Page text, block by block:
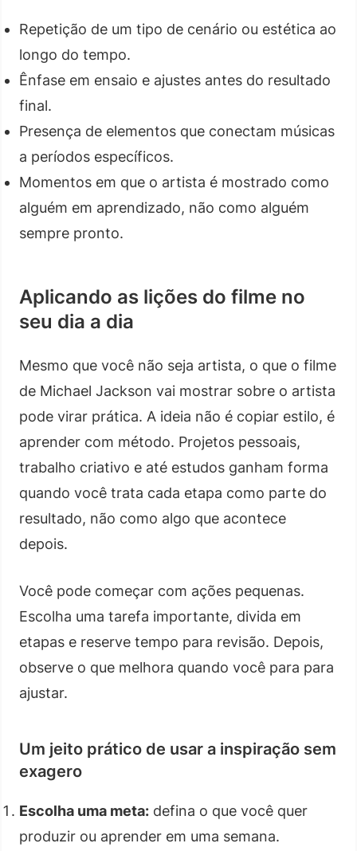
Repetição de um tipo de cenário ou estética ao
longo do tempo.
Ênfase em ensaio e ajustes antes do resultado
final.
Presença de elementos que conectam músicas
a períodos específicos.
Momentos em que o artista é mostrado como
alguém em aprendizado, não como alguém
sempre pronto.
Aplicando as lições do filme no
seu dia a dia
Mesmo que você não seja artista, o que o filme
de Michael Jackson vai mostrar sobre o artista
pode virar prática. A ideia não é copiar estilo, é
aprender com método. Projetos pessoais,
trabalho criativo e até estudos ganham forma
quando você trata cada etapa como parte do
resultado, não como algo que acontece
depois.
Você pode começar com ações pequenas.
Escolha uma tarefa importante, divida em
etapas e reserve tempo para revisão. Depois,
observe o que melhora quando você para para
ajustar.
Um jeito prático de usar a inspiração sem
exagero
Escolha uma meta: defina o que você quer
produzir ou aprender em uma semana.